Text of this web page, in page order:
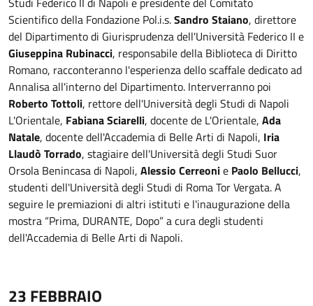
Scientifico della Fondazione Pol.i.s.Sandro Staiano, direttore
del Dipartimento di Giurisprudenza dell'Università Federico II e
Giuseppina Rubinacci, responsabile della Biblioteca di Diritto
Romano, racconteranno l'esperienza dello scaffale dedicato ad
Annalisa all'interno del Dipartimento. Interverranno poi
Roberto Tottoli, rettore dell'Università degli Studi di Napoli
L'Orientale, Fabiana Sciarelli, docente de L'Orientale, Ada
Natale, docente dell'Accademia di Belle Arti di Napoli, Iria
Llaudò Torrado, stagiaire dell'Università degli Studi Suor
Orsola Benincasa di Napoli, Alessio Cerreonie Paolo Bellucci,
studenti dell'Università degli Studi di Roma Tor Vergata. A
seguire le premiazioni di altri istituti e l'inaugurazione della
mostra “Prima, DURANTE, Dopo” a cura degli studenti
dell'Accademia di Belle Arti di Napoli.
23 FEBBRAIO